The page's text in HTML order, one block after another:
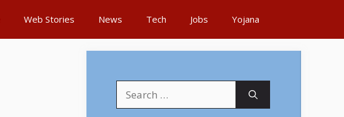
Web Stories News Tech Jobs Yojana
for: